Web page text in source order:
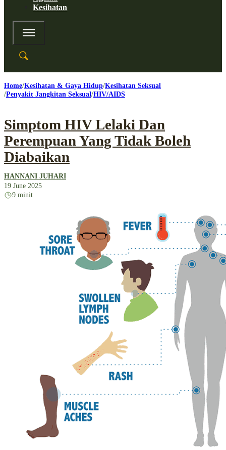
Kesihatan
Home Kesihatan & Gaya Hidup Kesihatan Seksual
Penyakit Jangkitan Seksual HIV/AIDS
Simptom HIV Lelaki Dan
Perempuan Yang Tidak Boleh
Diabaikan
HANNANI JUHARI
19 June 2025
9 minit